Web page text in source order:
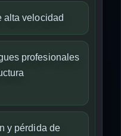
alta velocidad
profesionales
y pérdida de